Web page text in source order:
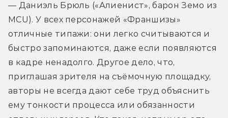
— Даниэль Брюль («Алиенист», барон Земо из
MCU). У всех персонажей «Франшизы»
отличные типажи: они легко считываются и
быстро запоминаются, даже если появляются
в кадре ненадолго. Другое дело, что,
приглашая зрителя на съёмочную площадку,
авторы не всегда дают себе труд объяснить
ему тонкости процесса или обязанности